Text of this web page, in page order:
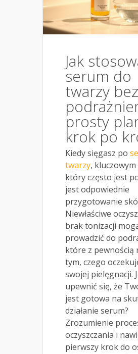
Jak
serum do
twarzy bez
prosty
krok po
Kiedy sięgasz po
twarzy,
który często jest
jest odpowiednie
przygotowanie
Niewłaściwe
brak tonizacji
prowadzić do
które z pewnością
tym, czego
swojej pielęgnacji.
upewnić się, że
jest gotowa na
działanie serum?
Zrozumienie
oczyszczania i
pierwszy krok do